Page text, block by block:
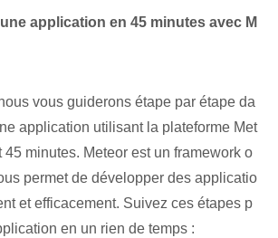
application en 45 minutes avec M
vous guiderons étape par étape da
application utilisant la plateforme Met
minutes. Meteor est un framework o
permet de développer des applicatio
et efficacement. Suivez ces étapes p
en un rien de temps :